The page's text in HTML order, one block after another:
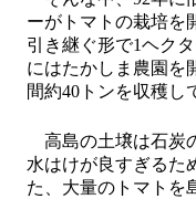
ーがトマトの栽培を
引き継ぐ形で1ヘク
にはたかしま農園を
間約40トンを収穫し
高島の土壌は石炭
水はけが良すぎるた
た、大量のトマトを